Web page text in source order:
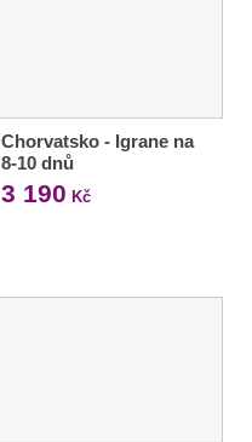
Chorvatsko - Igrane na
8-10 dnů
3 190 Kč